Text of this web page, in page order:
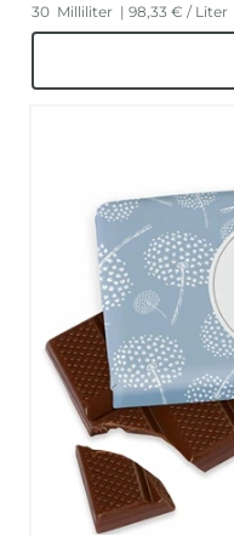
30 Milliliter | 98,33 € / Liter